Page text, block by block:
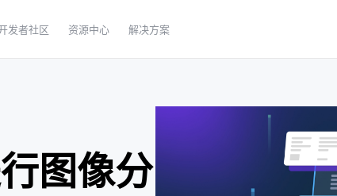
发者社区 资源中心 解决方案
图像分